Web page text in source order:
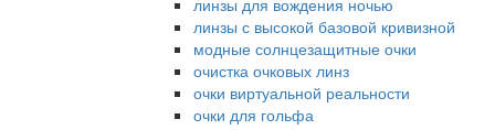
линзы для вождения ночью
линзы с высокой базовой кривизной
модные солнцезащитные очки
очистка очковых линз
очки виртуальной реальности
очки для гольфа